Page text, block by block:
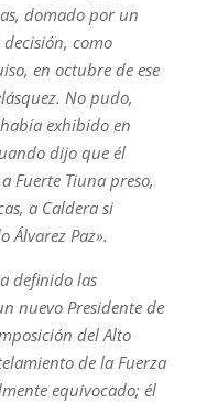
domado por un
como
en octubre de ese
No pudo,
exhibido en
dijo que él
Fuerte Tiuna preso,
a Caldera si
Álvarez Paz».
definido las
nuevo Presidente de
del Alto
de la Fuerza
equivocado; él